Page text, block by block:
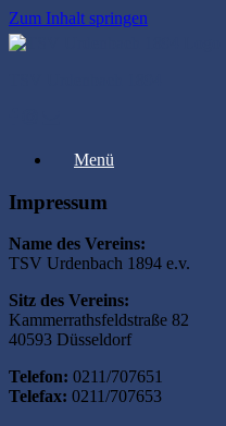
Zum Inhalt springen
Menü
Impressum
Name des Vereins:
TSV Urdenbach 1894 e.v.
Sitz des Vereins:
Kammerrathsfeldstraße 82
40593 Düsseldorf
Telefon: 0211/707651
Telefax: 0211/707653